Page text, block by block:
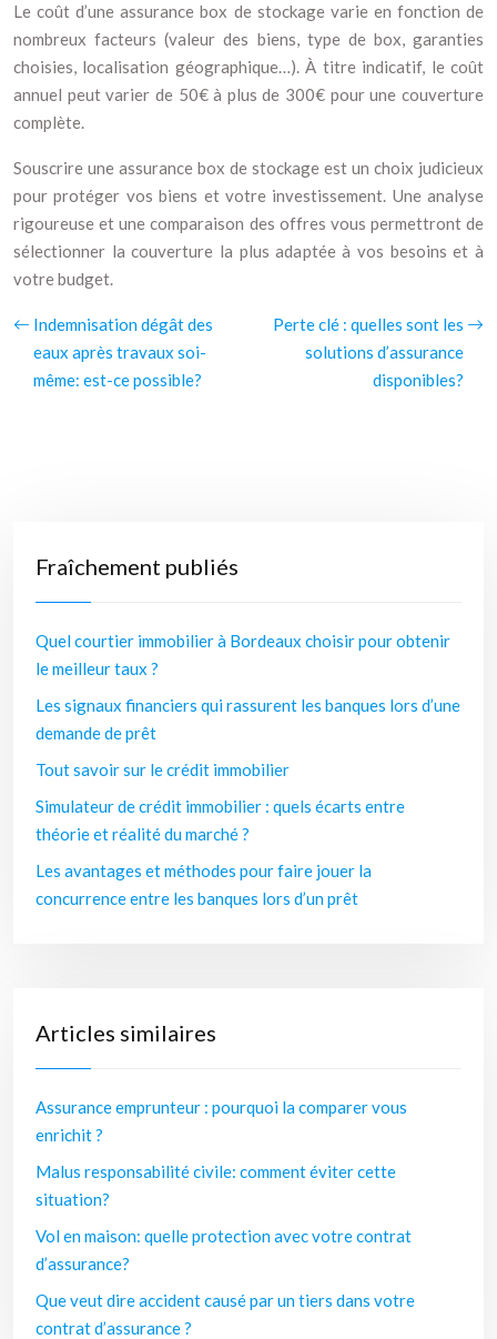
Le coût d’une assurance box de stockage varie en fonction de
nombreux facteurs (valeur des biens, type de box, garanties
choisies, localisation géographique…). À titre indicatif, le coût
annuel peut varier de 50€ à plus de 300€ pour une couverture
complète.
Souscrire une assurance box de stockage est un choix judicieux
pour protéger vos biens et votre investissement. Une analyse
rigoureuse et une comparaison des offres vous permettront de
sélectionner la couverture la plus adaptée à vos besoins et à
votre budget.
Indemnisation dégât des
eaux après travaux soi-
même: est-ce possible?
Perte clé : quelles sont les
solutions d’assurance
disponibles?
Fraîchement publiés
Quel courtier immobilier à Bordeaux choisir pour obtenir
le meilleur taux ?
Les signaux financiers qui rassurent les banques lors d’une
demande de prêt
Tout savoir sur le crédit immobilier
Simulateur de crédit immobilier : quels écarts entre
théorie et réalité du marché ?
Les avantages et méthodes pour faire jouer la
concurrence entre les banques lors d’un prêt
Articles similaires
Assurance emprunteur : pourquoi la comparer vous
enrichit ?
Malus responsabilité civile: comment éviter cette
situation?
Vol en maison: quelle protection avec votre contrat
d’assurance?
Que veut dire accident causé par un tiers dans votre
contrat d’assurance ?